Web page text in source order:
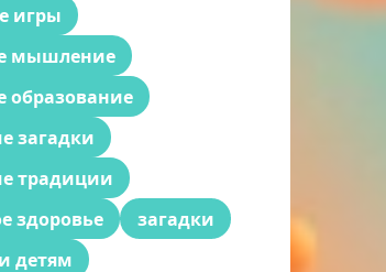
игры
мышление
образование
загадки
традиции
здоровье
загадки
детям